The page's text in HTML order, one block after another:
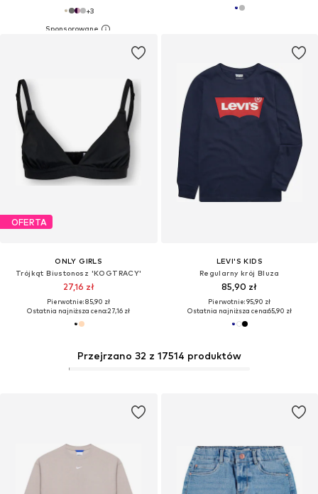
+3
OFERTA
ONLY GIRLS
Trójkąt Biustonosz 'KOGTRACY'
27,16 zł
Pierwotnie: 85,90 zł
Ostatnia najniższa cena:27,16 zł
LEVI'S KIDS
Regularny krój Bluza
85,90 zł
Pierwotnie: 95,90 zł
Ostatnia najniższa cena:65,90 zł
Przejrzano 32 z 17514 produktów